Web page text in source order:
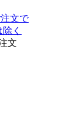
文で
く
文